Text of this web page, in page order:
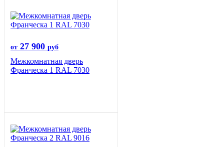
от 27 900 руб
Межкомнатная дверь
Франческа 1 RAL 7030